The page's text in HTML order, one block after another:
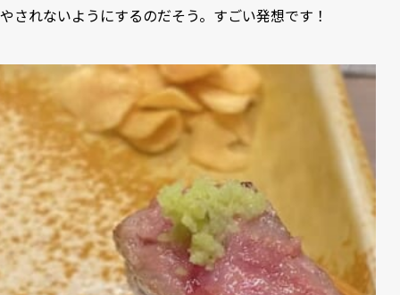
やされないようにするのだそう。すごい発想です！